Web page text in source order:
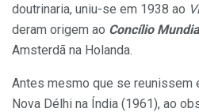
doutrinaria, uniu-se em 1938 ao
deram origem ao Concílio
Amsterdã na Holanda.
Antes mesmo que se reunissem
Nova Délhi na Índia (1961), ao